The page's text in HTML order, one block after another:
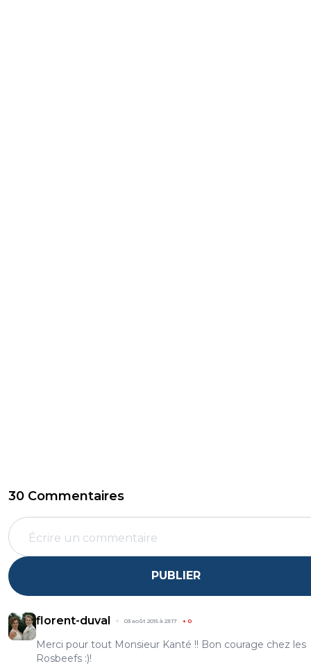
30 Commentaires
PUBLIER
florent-duval 03 août 2015 à 23:17 + 0
Merci pour tout Monsieur Kanté !! Bon courage chez les
Rosbeefs :)!